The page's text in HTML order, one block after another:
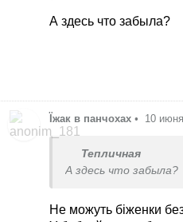
будем подаваться на
А здесь что забыла?
Їжак в панчохах • 10
Тепличная
А здесь что забыла?
Не можуть біженки